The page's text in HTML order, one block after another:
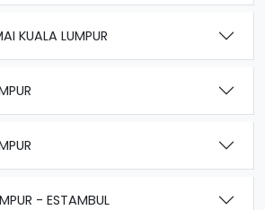
KUALA LUMPUR
- ESTAMBUL